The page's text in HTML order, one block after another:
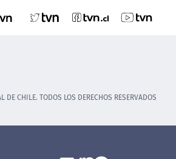
CHILE. TODOS LOS DERECHOS RESERVADOS